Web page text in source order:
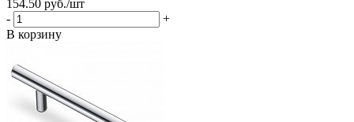
154.50 руб./шт
-
+
В корзину